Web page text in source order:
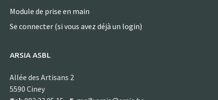
Module de prise en main
Se connecter (si vous avez déjà un login)
ARSIA ASBL
Allée des Artisans 2
5590 Ciney